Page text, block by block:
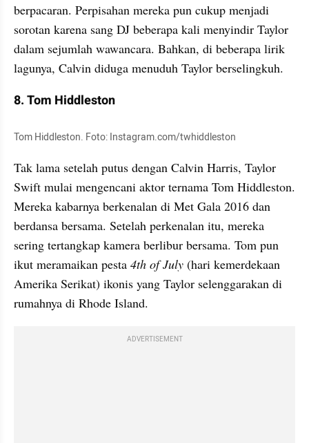
berpacaran. Perpisahan mereka pun cukup menjadi
sorotan karena sang DJ beberapa kali menyindir Taylor
dalam sejumlah wawancara. Bahkan, di beberapa lirik
lagunya, Calvin diduga menuduh Taylor berselingkuh.
8. Tom Hiddleston
Tom Hiddleston. Foto: Instagram.com/twhiddleston
Tak lama setelah putus dengan Calvin Harris, Taylor
Swift mulai mengencani aktor ternama Tom Hiddleston.
Mereka kabarnya berkenalan di Met Gala 2016 dan
berdansa bersama. Setelah perkenalan itu, mereka
sering tertangkap kamera berlibur bersama. Tom pun
ikut meramaikan pesta 4th of July (hari kemerdekaan
Amerika Serikat) ikonis yang Taylor selenggarakan di
rumahnya di Rhode Island.
ADVERTISEMENT